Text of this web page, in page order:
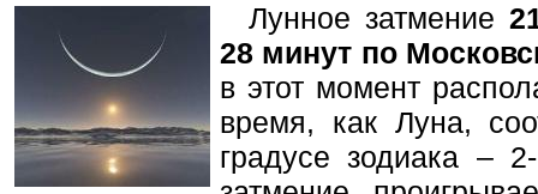
Лунное затмение
28 минут по
в этот момент
время, как Луна,
градусе зодиака –